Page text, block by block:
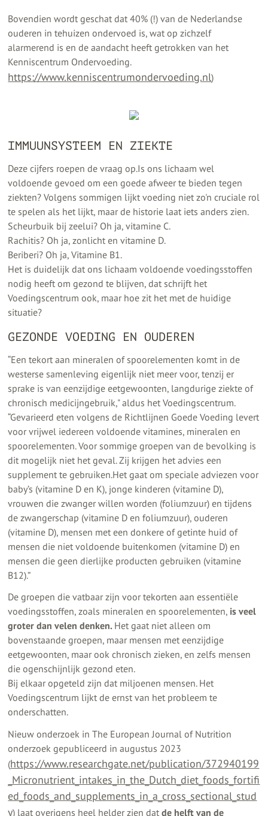
Bovendien wordt geschat dat 40% (!) van de Nederlandse
ouderen in tehuizen ondervoed is, wat op zichzelf
alarmerend is en de aandacht heeft getrokken van het
Kenniscentrum Ondervoeding.
https://www.kenniscentrumondervoeding.nl)
IMMUUNSYSTEEM EN ZIEKTE
Deze cijfers roepen de vraag op.Is ons lichaam wel
voldoende gevoed om een goede afweer te bieden tegen
ziekten? Volgens sommigen lijkt voeding niet zo'n cruciale rol
te spelen als het lijkt, maar de historie laat iets anders zien.
Scheurbuik bij zeelui? Oh ja, vitamine C.
Rachitis? Oh ja, zonlicht en vitamine D.
Beriberi? Oh ja, Vitamine B1.
Het is duidelijk dat ons lichaam voldoende voedingsstoffen
nodig heeft om gezond te blijven, dat schrijft het
Voedingscentrum ook, maar hoe zit het met de huidige
situatie?
GEZONDE VOEDING EN OUDEREN
“Een tekort aan mineralen of spoorelementen komt in de
westerse samenleving eigenlijk niet meer voor, tenzij er
sprake is van eenzijdige eetgewoonten, langdurige ziekte of
chronisch medicijngebruik," aldus het Voedingscentrum.
“Gevarieerd eten volgens de Richtlijnen Goede Voeding levert
voor vrijwel iedereen voldoende vitamines, mineralen en
spoorelementen. Voor sommige groepen van de bevolking is
dit mogelijk niet het geval. Zij krijgen het advies een
supplement te gebruiken.Het gaat om speciale adviezen voor
baby’s (vitamine D en K), jonge kinderen (vitamine D),
vrouwen die zwanger willen worden (foliumzuur) en tijdens
de zwangerschap (vitamine D en foliumzuur), ouderen
(vitamine D), mensen met een donkere of getinte huid of
mensen die niet voldoende buitenkomen (vitamine D) en
mensen die geen dierlijke producten gebruiken (vitamine
B12).”
De groepen die vatbaar zijn voor tekorten aan essentiële
voedingsstoffen, zoals mineralen en spoorelementen, is veel
groter dan velen denken. Het gaat niet alleen om
bovenstaande groepen, maar mensen met eenzijdige
eetgewoonten, maar ook chronisch zieken, en zelfs mensen
die ogenschijnlijk gezond eten.
Bij elkaar opgeteld zijn dat miljoenen mensen. Het
Voedingscentrum lijkt de ernst van het probleem te
onderschatten.
Nieuw onderzoek in The European Journal of Nutrition
onderzoek gepubliceerd in augustus 2023
(https://www.researchgate.net/publication/372940199
_Micronutrient_intakes_in_the_Dutch_diet_foods_fortifi
ed_foods_and_supplements_in_a_cross_sectional_stud
y) laat overigens heel helder zien datde helft van de